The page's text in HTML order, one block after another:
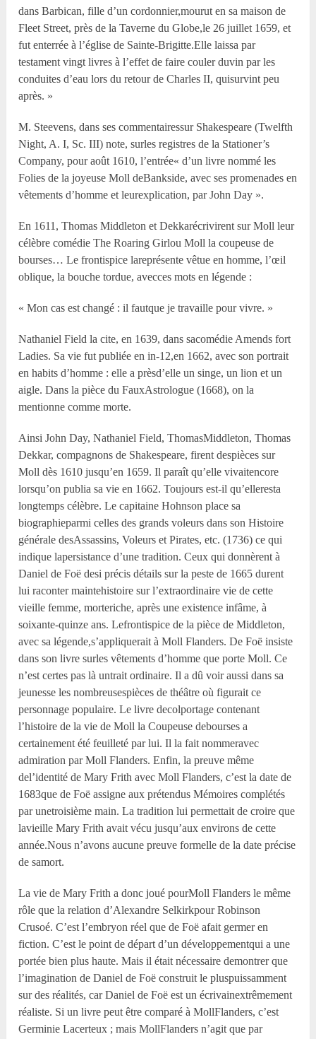
dans Barbican, fille d’un cordonnier,mourut en sa maison de
Fleet Street, près de la Taverne du Globe,le 26 juillet 1659, et
fut enterrée à l’église de Sainte-Brigitte.Elle laissa par
testament vingt livres à l’effet de faire couler duvin par les
conduites d’eau lors du retour de Charles II, quisurvint peu
après. »
M. Steevens, dans ses commentairessur Shakespeare (Twelfth
Night, A. I, Sc. III) note, surles registres de la Stationer’s
Company, pour août 1610, l’entrée« d’un livre nommé les
Folies de la joyeuse Moll deBankside, avec ses promenades en
vêtements d’homme et leurexplication, par John Day ».
En 1611, Thomas Middleton et Dekkarécrivirent sur Moll leur
célèbre comédie The Roaring Girlou Moll la coupeuse de
bourses… Le frontispice lareprésente vêtue en homme, l’œil
oblique, la bouche tordue, avecces mots en légende :
« Mon cas est changé : il fautque je travaille pour vivre. »
Nathaniel Field la cite, en 1639, dans sacomédie Amends fort
Ladies. Sa vie fut publiée en in-12,en 1662, avec son portrait
en habits d’homme : elle a prèsd’elle un singe, un lion et un
aigle. Dans la pièce du FauxAstrologue (1668), on la
mentionne comme morte.
Ainsi John Day, Nathaniel Field, ThomasMiddleton, Thomas
Dekkar, compagnons de Shakespeare, firent despièces sur
Moll dès 1610 jusqu’en 1659. Il paraît qu’elle vivaitencore
lorsqu’on publia sa vie en 1662. Toujours est-il qu’elleresta
longtemps célèbre. Le capitaine Hohnson place sa
biographieparmi celles des grands voleurs dans son Histoire
générale desAssassins, Voleurs et Pirates, etc. (1736) ce qui
indique lapersistance d’une tradition. Ceux qui donnèrent à
Daniel de Foë desi précis détails sur la peste de 1665 durent
lui raconter maintehistoire sur l’extraordinaire vie de cette
vieille femme, morteriche, après une existence infâme, à
soixante-quinze ans. Lefrontispice de la pièce de Middleton,
avec sa légende,s’appliquerait à Moll Flanders. De Foë insiste
dans son livre surles vêtements d’homme que porte Moll. Ce
n’est certes pas là untrait ordinaire. Il a dû voir aussi dans sa
jeunesse les nombreusespièces de théâtre où figurait ce
personnage populaire. Le livre decolportage contenant
l’histoire de la vie de Moll la Coupeuse debourses a
certainement été feuilleté par lui. Il la fait nommeravec
admiration par Moll Flanders. Enfin, la preuve même
del’identité de Mary Frith avec Moll Flanders, c’est la date de
1683que de Foë assigne aux prétendus Mémoires complétés
par unetroisième main. La tradition lui permettait de croire que
lavieille Mary Frith avait vécu jusqu’aux environs de cette
année.Nous n’avons aucune preuve formelle de la date précise
de samort.
La vie de Mary Frith a donc joué pourMoll Flanders le même
rôle que la relation d’Alexandre Selkirkpour Robinson
Crusoé. C’est l’embryon réel que de Foë afait germer en
fiction. C’est le point de départ d’un développementqui a une
portée bien plus haute. Mais il était nécessaire demontrer que
l’imagination de Daniel de Foë construit le pluspuissamment
sur des réalités, car Daniel de Foë est un écrivainextrêmement
réaliste. Si un livre peut être comparé à MollFlanders, c’est
Germinie Lacerteux ; mais MollFlanders n’agit que par